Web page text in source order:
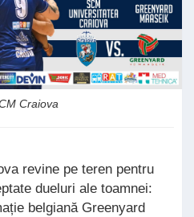
Craiova
revine pe teren pentru
dueluri ale toamnei:
belgiană Greenyard